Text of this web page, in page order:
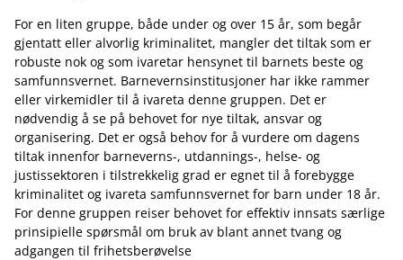
For en liten gruppe, både under og over 15 år, som begår
gjentatt eller alvorlig kriminalitet, mangler det tiltak som er
robuste nok og som ivaretar hensynet til barnets beste og
samfunnsvernet. Barnevernsinstitusjoner har ikke rammer
eller virkemidler til å ivareta denne gruppen. Det er
nødvendig å se på behovet for nye tiltak, ansvar og
organisering. Det er også behov for å vurdere om dagens
tiltak innenfor barneverns-, utdannings-, helse- og
justissektoren i tilstrekkelig grad er egnet til å forebygge
kriminalitet og ivareta samfunnsvernet for barn under 18 år.
For denne gruppen reiser behovet for effektiv innsats særlige
prinsipielle spørsmål om bruk av blant annet tvang og
adgangen til frihetsberøvelse